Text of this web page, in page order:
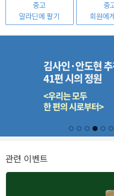
중고
알라딘에 팔기
중
회원에
관련 이벤트